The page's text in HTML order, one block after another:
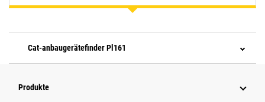
Cat-anbaugerätefinder Pl161
Produkte